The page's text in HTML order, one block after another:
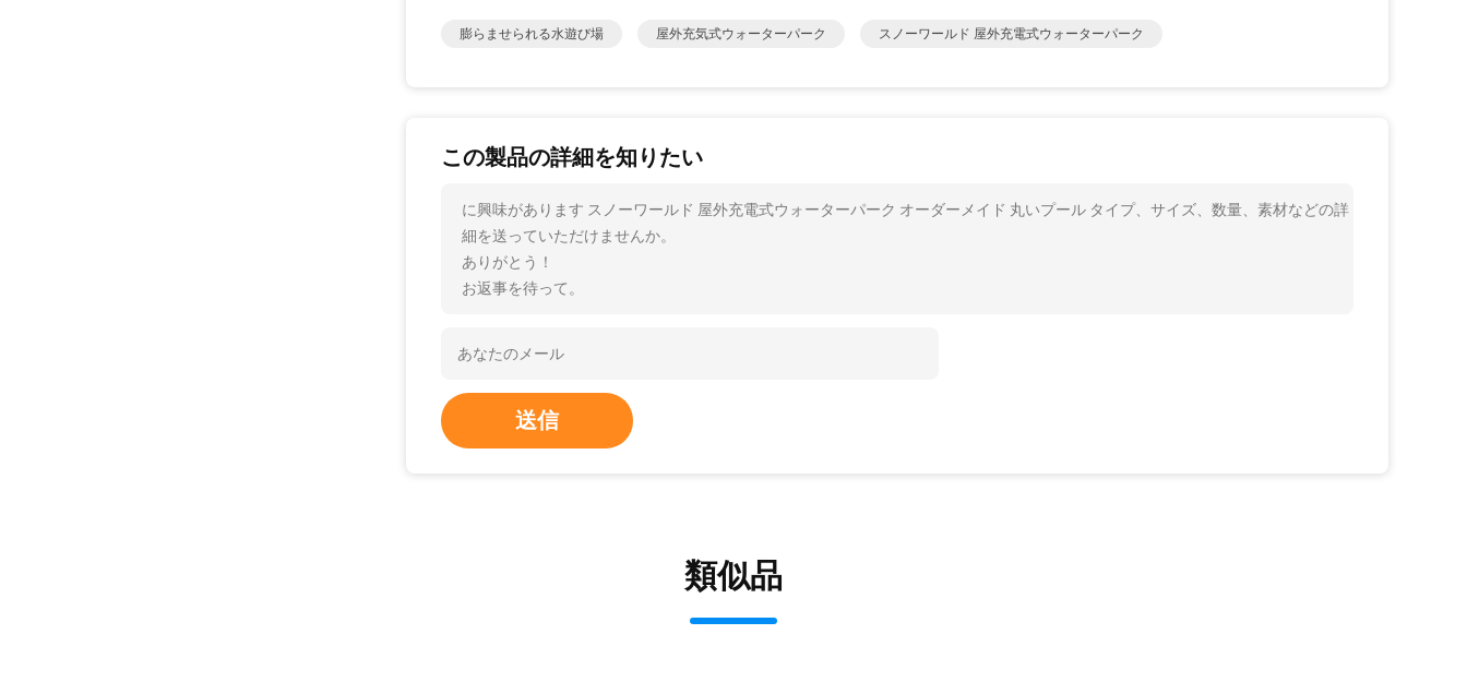
膨らませられる水遊び場 屋外充気式ウォーターパーク スノーワールド 屋外充電式ウォーターパーク
この製品の詳細を知りたい
に興味があります スノーワールド 屋外充電式ウォーターパーク オーダーメイド 丸いプール タイプ、サイズ、数量、素材などの詳
細を送っていただけませんか。
ありがとう！
お返事を待って。
送信
類似品